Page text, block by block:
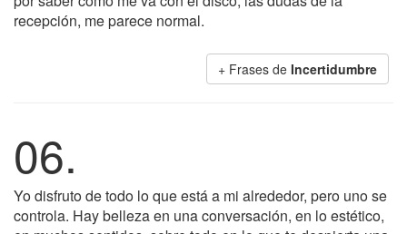
recepción, me parece normal.
+ Frases de Incertidumbre
06.
Yo disfruto de todo lo que está a mi alrededor, pero uno se
controla. Hay belleza en una conversación, en lo estético,